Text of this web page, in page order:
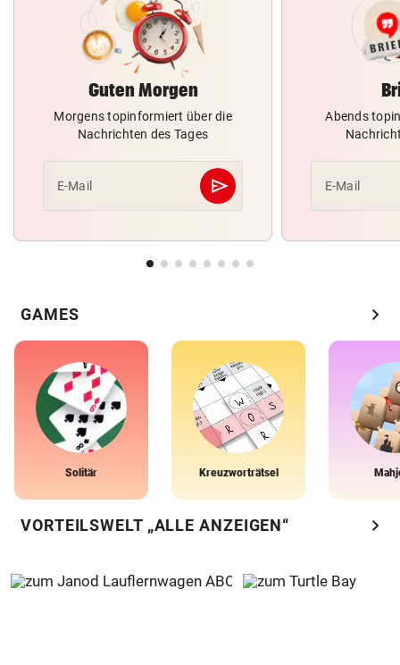
Guten Morgen
Morgens topinformiert über die
Nachrichten des Tages
E-Mail send
Abschicken
Abends
E-Mail
GAMES chevron_right
Solitär Kreuzworträtsel
VORTEILSWELT „ALLE ANZEIGEN“ chevron_right